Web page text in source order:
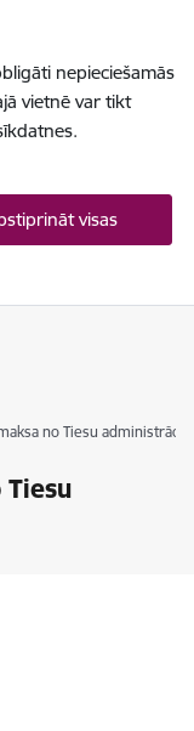
nepieciešamās
vietnē var tikt
visas
no Tiesu
Tiesu